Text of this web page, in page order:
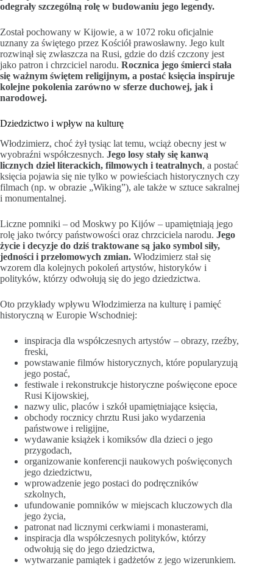
odegrały szczególną rolę w budowaniu jego legendy.
Został pochowany w Kijowie, a w 1072 roku oficjalnie
uznany za świętego przez Kościół prawosławny. Jego kult
rozwinął się zwłaszcza na Rusi, gdzie do dziś czczony jest
jako patron i chrzciciel narodu. Rocznica jego śmierci stała
się ważnym świętem religijnym, a postać księcia inspiruje
kolejne pokolenia zarówno w sferze duchowej, jak i
narodowej.
Dziedzictwo i wpływ na kulturę
Włodzimierz, choć żył tysiąc lat temu, wciąż obecny jest w
wyobraźni współczesnych. Jego losy stały się kanwą
licznych dzieł literackich, filmowych i teatralnych, a postać
księcia pojawia się nie tylko w powieściach historycznych czy
filmach (np. w obrazie „Wiking”), ale także w sztuce sakralnej
i monumentalnej.
Liczne pomniki – od Moskwy po Kijów – upamiętniają jego
rolę jako twórcy państwowości oraz chrzciciela narodu. Jego
życie i decyzje do dziś traktowane są jako symbol siły,
jedności i przełomowych zmian. Włodzimierz stał się
wzorem dla kolejnych pokoleń artystów, historyków i
polityków, którzy odwołują się do jego dziedzictwa.
Oto przykłady wpływu Włodzimierza na kulturę i pamięć
historyczną w Europie Wschodniej:
inspiracja dla współczesnych artystów – obrazy, rzeźby,
freski,
powstawanie filmów historycznych, które popularyzują
jego postać,
festiwale i rekonstrukcje historyczne poświęcone epoce
Rusi Kijowskiej,
nazwy ulic, placów i szkół upamiętniające księcia,
obchody rocznicy chrztu Rusi jako wydarzenia
państwowe i religijne,
wydawanie książek i komiksów dla dzieci o jego
przygodach,
organizowanie konferencji naukowych poświęconych
jego dziedzictwu,
wprowadzenie jego postaci do podręczników
szkolnych,
ufundowanie pomników w miejscach kluczowych dla
jego życia,
patronat nad licznymi cerkwiami i monasterami,
inspiracja dla współczesnych polityków, którzy
odwołują się do jego dziedzictwa,
wytwarzanie pamiątek i gadżetów z jego wizerunkiem.